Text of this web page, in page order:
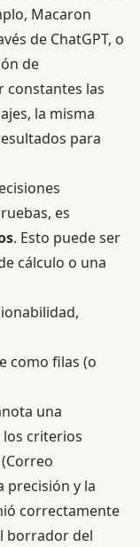
Macaron
de ChatGPT, o
de
constantes las
la misma
para
es
. Esto puede ser
cálculo o una
como filas (o
una
criterios
precisión y la
correctamente
borrador del